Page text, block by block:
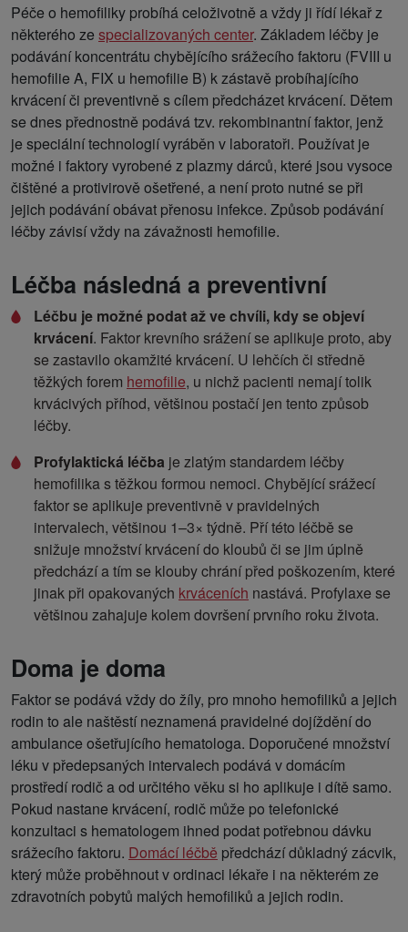
Péče o hemofiliky probíhá celoživotně a vždy ji řídí lékař z
některého ze specializovaných center. Základem léčby je
podávání koncentrátu chybějícího srážecího faktoru (FVIII u
hemofilie A, FIX u hemofilie B) k zástavě probíhajícího
krvácení či preventivně s cílem předcházet krvácení. Dětem
se dnes přednostně podává tzv. rekombinantní faktor, jenž
je speciální technologií vyráběn v laboratoři. Používat je
možné i faktory vyrobené z plazmy dárců, které jsou vysoce
čištěné a protivirově ošetřené, a není proto nutné se při
jejich podávání obávat přenosu infekce. Způsob podávání
léčby závisí vždy na závažnosti hemofilie.
Léčba následná a preventivní
Léčbu je možné podat až ve chvíli, kdy se objeví
krvácení. Faktor krevního srážení se aplikuje proto, aby
se zastavilo okamžité krvácení. U lehčích či středně
těžkých forem hemofilie, u nichž pacienti nemají tolik
krvácivých příhod, většinou postačí jen tento způsob
léčby.
Profylaktická léčba je zlatým standardem léčby
hemofilika s těžkou formou nemoci. Chybějící srážecí
faktor se aplikuje preventivně v pravidelných
intervalech, většinou 1–3× týdně. Pří této léčbě se
snižuje množství krvácení do kloubů či se jim úplně
předchází a tím se klouby chrání před poškozením, které
jinak při opakovaných krváceních nastává. Profylaxe se
většinou zahajuje kolem dovršení prvního roku života.
Doma je doma
Faktor se podává vždy do žíly, pro mnoho hemofiliků a jejich
rodin to ale naštěstí neznamená pravidelné dojíždění do
ambulance ošetřujícího hematologa. Doporučené množství
léku v předepsaných intervalech podává v domácím
prostředí rodič a od určitého věku si ho aplikuje i dítě samo.
Pokud nastane krvácení, rodič může po telefonické
konzultaci s hematologem ihned podat potřebnou dávku
srážecího faktoru. Domácí léčbě předchází důkladný zácvik,
který může proběhnout v ordinaci lékaře i na některém ze
zdravotních pobytů malých hemofiliků a jejich rodin.